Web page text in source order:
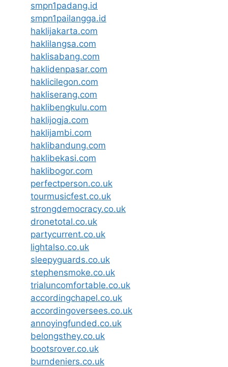
smpn1padang.id
smpn1pailangga.id
haklijakarta.com
haklilangsa.com
haklisabang.com
haklidenpasar.com
haklicilegon.com
hakliserang.com
haklibengkulu.com
haklijogja.com
haklijambi.com
haklibandung.com
haklibekasi.com
haklibogor.com
perfectperson.co.uk
tourmusicfest.co.uk
strongdemocracy.co.uk
dronetotal.co.uk
partycurrent.co.uk
lightalso.co.uk
sleepyguards.co.uk
stephensmoke.co.uk
trialuncomfortable.co.uk
accordingchapel.co.uk
accordingoversees.co.uk
annoyingfunded.co.uk
belongsthey.co.uk
bootsrover.co.uk
burndeniers.co.uk